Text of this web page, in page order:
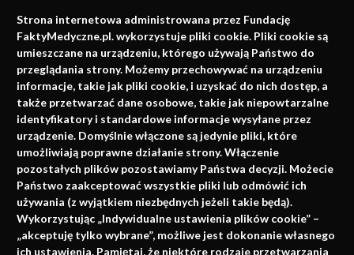
Strona internetowa administrowana przez Fundację
FaktyMedyczne.pl. wykorzystuje pliki cookie. Pliki cookie są
umieszczane na urządzeniu, którego używają Państwo do
przeglądania strony. Możemy przechowywać na urządzeniu
informacje, takie jak pliki cookie, i uzyskać do nich dostęp, a
także przetwarzać dane osobowe, takie jak niepowtarzalne
identyfikatory i standardowe informacje wysyłane przez
urządzenie. Domyślnie włączone są jedynie pliki, które
umożliwiają poprawne działanie strony. Włączenie
pozostałych plików pozostawiamy Państwa decyzji. Możecie
Państwo zaakceptować wszystkie pliki lub odmówić ich
używania (z wyjątkiem niezbędnych jeżeli takie będą).
Wykorzystując „Indywidualne ustawienia plików cookie” –
„akceptuję tylko wybrane”, możliwe jest dokonanie własnego
ich ustawienia. Pamiętaj, że niektóre rodzaje przetwarzania
faktach
Konferencje, szkolenia, e-learning, wydawnictwo
Napisz do nas